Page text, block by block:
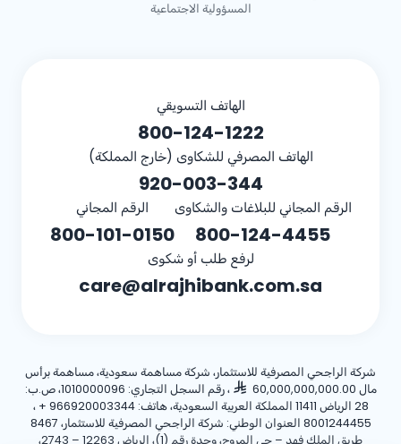
المسؤولية الاجتماعية
الهاتف التسويقي
800-124-1222
الهاتف المصرفي للشكاوى (خارج المملكة)
920-003-344
الرقم المجاني للبلاغات والشكاوى
800-124-4455
الرقم المجاني
800-101-0150
لرفع طلب أو شكوى
care@alrajhibank.com.sa
شركة الراجحي المصرفية للاستثمار، شركة مساهمة سعودية، مساهمة برأس
مال 60,000,000,000.00
، رقم السجل التجاري: 1010000096، ص.ب:
28 الرياض 11411 المملكة العربية السعودية، هاتف:
+ 966920003344 ،
8001244455 العنوان الوطني: شركة الراجحي المصرفية للاستثمار، 8467
طريق الملك فهد – حي المروج، وحدة رقم (1)، الرياض 12263 – 2743،